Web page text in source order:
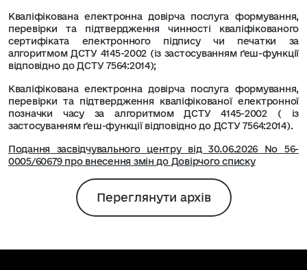
Кваліфікована електронна довірча послуга формування,
перевірки та підтвердження чинності кваліфікованого
сертифіката електронного підпису чи печатки за
алгоритмом ДСТУ 4145-2002 (із застосуванням ґеш-функції
відповідно до ДСТУ 7564:2014);
Кваліфікована електронна довірча послуга формування,
перевірки та підтвердження кваліфікованої електронної
позначки часу за алгоритмом ДСТУ 4145-2002 ( із
застосуванням ґеш-функції відповідно до ДСТУ 7564:2014).
Подання засвідчувального центру від 30.06.2026 No 56-
0005/60679 про внесення змін до Довірчого списку
Переглянути архів